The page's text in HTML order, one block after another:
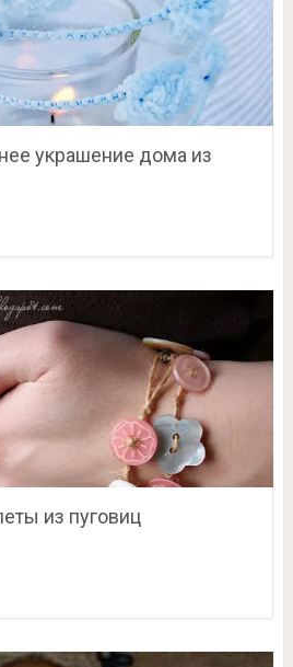
украшение дома из
из пуговиц